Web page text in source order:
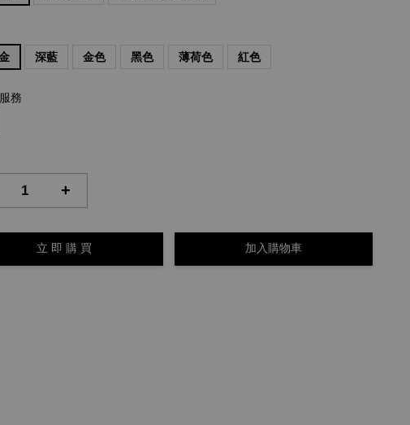
深藍 金色 黑色 薄荷色 紅色
務
+
立 即 購 買 加入購物車